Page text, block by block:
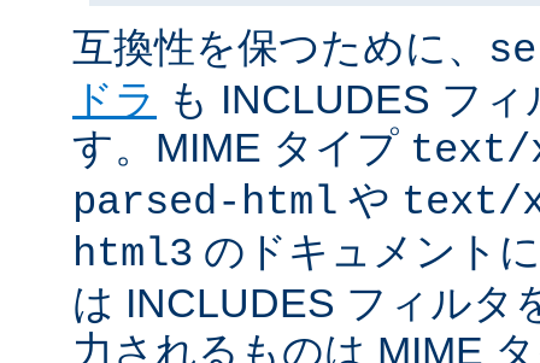
互換性を保つために、
ドラ も INCLUDES フ
す。MIME タイプ text/
parsed-html や text/
html3 のドキュメント
は INCLUDES フィルタ
力されるものは MIME